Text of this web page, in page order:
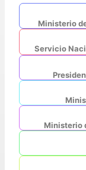
Ministerio
Servicio
Ministerio